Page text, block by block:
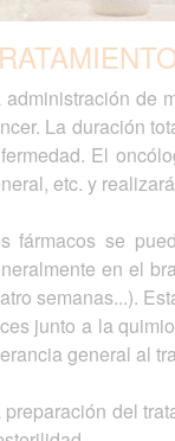
administración de
La duración
El
etc. y
fármacos se
en el
semanas...).
junto a la
general al
preparación del